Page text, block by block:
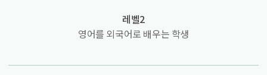
레벨2
영어를 외국어로 배우는 학생